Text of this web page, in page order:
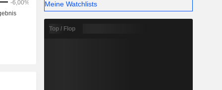
Meine Watchlists
Top / Flop